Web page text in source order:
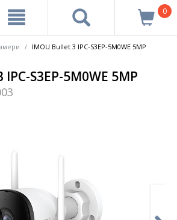
0
IMOU Bullet 3 IPC-S3EP-5M0WE 5MP
S3EP-5M0WE 5MP